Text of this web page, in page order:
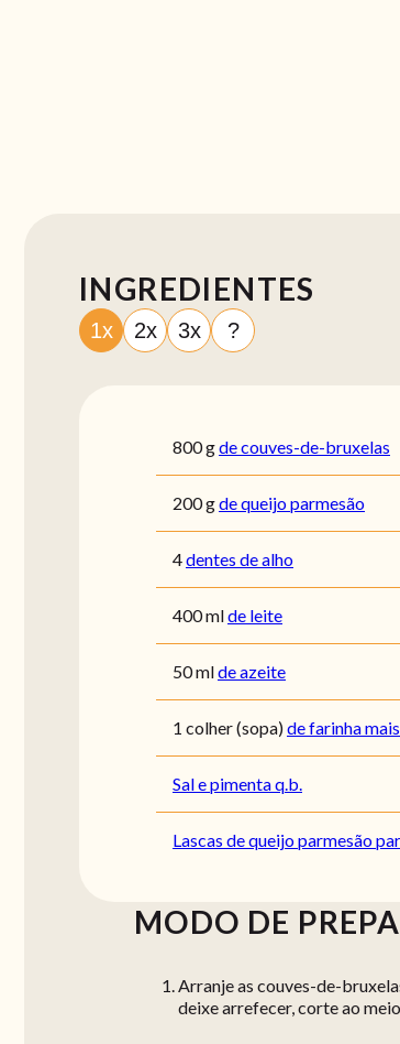
INGREDIENTES
1x 2x 3x ?
800gde couves-de-bruxelas
200gde queijo parmesão
4dentes de alho
400mlde leite
50mlde azeite
1 colher (sopa)de farinha
Sal e pimenta q.b.
Lascas de queijo parmesão
MODO DE
Arranje as couves-de-
deixe arrefecer, corte ao